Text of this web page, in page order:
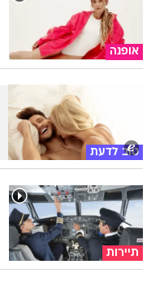
אופנה
טוב לדעת
תיירות